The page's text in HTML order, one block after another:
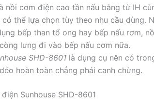
nồi cơm điện cao tần nấu bằng từ IH
thể lựa chọn tùy theo nhu cầu dùng.
bếp than tổ ong hay bếp nấu rơm,
lưng đi vào bếp nấu cơm nữa.
SHD-8601 là dụng cụ nên có
hoàn toàn chẳng phải canh chừng.
Sunhouse SHD-8601